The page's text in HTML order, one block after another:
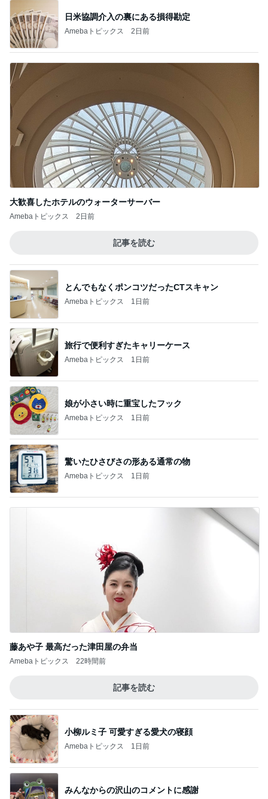
日米協調介入の裏にある損得勘定
Amebaトピックス 2日前
大歓喜したホテルのウォーターサーバー
Amebaトピックス 2日前
記事を読む
とんでもなくポンコツだったCTスキャン
Amebaトピックス 1日前
旅行で便利すぎたキャリーケース
Amebaトピックス 1日前
娘が小さい時に重宝したフック
Amebaトピックス 1日前
驚いたひさびさの形ある通常の物
Amebaトピックス 1日前
藤あや子 最高だった津田屋の弁当
Amebaトピックス 22時間前
記事を読む
小柳ルミ子 可愛すぎる愛犬の寝顔
Amebaトピックス 1日前
みんなからの沢山のコメントに感謝